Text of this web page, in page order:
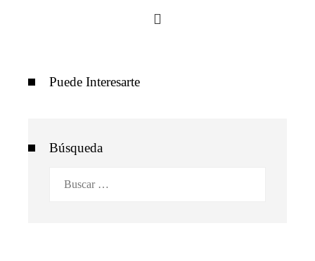
Puede Interesarte
Búsqueda